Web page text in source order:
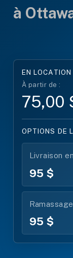
à
EN LOCATION
À partir de :
75,00
OPTIONS DE
Livraison
95 $
95 $